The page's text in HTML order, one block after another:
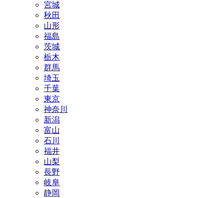
宮城
秋田
山形
福島
茨城
栃木
群馬
埼玉
千葉
東京
神奈川
新潟
富山
石川
福井
山梨
長野
岐阜
静岡